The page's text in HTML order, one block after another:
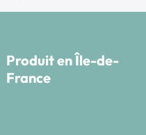
Produit en Île-de-
France